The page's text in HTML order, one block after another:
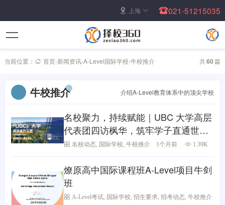
上海 021-51215035
当前位置： 首页-新闻资讯-A-Level国际学校-牛校推介 共60篇
牛校推介 介绍A-Level教育体系中的顶尖学校
名校聚力，持续赋能｜UBC 大学高层
代表团四访枫华，筑牢学子直通世界
名校快车道~
名校动态 国际学校 牛校推介 1个月前 1.39K
燎原高中国际课程班A-Level项目牛剑
班
A-Level考试 国际学校 招生要求 招考动态 牛校推介